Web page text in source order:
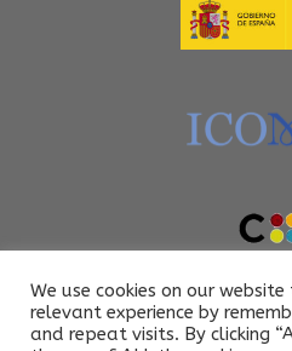
We use cookies on our
relevant experience by
and repeat visits. By clicking